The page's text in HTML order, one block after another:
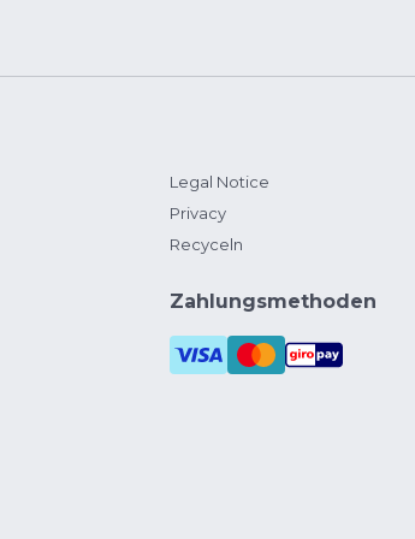
Legal Notice
Privacy
Recyceln
Zahlungsmethoden